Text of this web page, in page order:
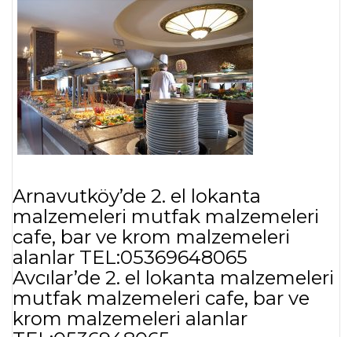
Arnavutköy’de 2. el lokanta
malzemeleri mutfak malzemeleri
cafe, bar ve krom malzemeleri
alanlar TEL:05369648065
Avcılar’de 2. el lokanta malzemeleri
mutfak malzemeleri cafe, bar ve
krom malzemeleri alanlar